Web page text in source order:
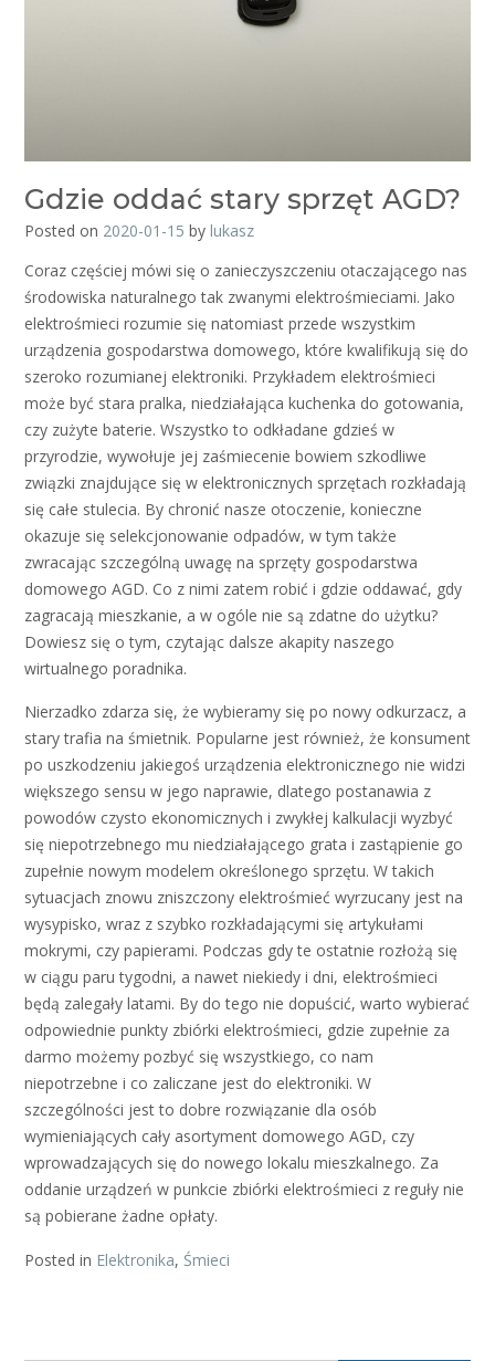
Gdzie oddać stary sprzęt AGD?
Posted on 2020-01-15 by lukasz
Coraz częściej mówi się o zanieczyszczeniu otaczającego nas
środowiska naturalnego tak zwanymi elektrośmieciami. Jako
elektrośmieci rozumie się natomiast przede wszystkim
urządzenia gospodarstwa domowego, które kwalifikują się do
szeroko rozumianej elektroniki. Przykładem elektrośmieci
może być stara pralka, niedziałająca kuchenka do gotowania,
czy zużyte baterie. Wszystko to odkładane gdzieś w
przyrodzie, wywołuje jej zaśmiecenie bowiem szkodliwe
związki znajdujące się w elektronicznych sprzętach rozkładają
się całe stulecia. By chronić nasze otoczenie, konieczne
okazuje się selekcjonowanie odpadów, w tym także
zwracając szczególną uwagę na sprzęty gospodarstwa
domowego AGD. Co z nimi zatem robić i gdzie oddawać, gdy
zagracają mieszkanie, a w ogóle nie są zdatne do użytku?
Dowiesz się o tym, czytając dalsze akapity naszego
wirtualnego poradnika.
Nierzadko zdarza się, że wybieramy się po nowy odkurzacz, a
stary trafia na śmietnik. Popularne jest również, że konsument
po uszkodzeniu jakiegoś urządzenia elektronicznego nie widzi
większego sensu w jego naprawie, dlatego postanawia z
powodów czysto ekonomicznych i zwykłej kalkulacji wyzbyć
się niepotrzebnego mu niedziałającego grata i zastąpienie go
zupełnie nowym modelem określonego sprzętu. W takich
sytuacjach znowu zniszczony elektrośmieć wyrzucany jest na
wysypisko, wraz z szybko rozkładającymi się artykułami
mokrymi, czy papierami. Podczas gdy te ostatnie rozłożą się
w ciągu paru tygodni, a nawet niekiedy i dni, elektrośmieci
będą zalegały latami. By do tego nie dopuścić, warto wybierać
odpowiednie punkty zbiórki elektrośmieci, gdzie zupełnie za
darmo możemy pozbyć się wszystkiego, co nam
niepotrzebne i co zaliczane jest do elektroniki. W
szczególności jest to dobre rozwiązanie dla osób
wymieniających cały asortyment domowego AGD, czy
wprowadzających się do nowego lokalu mieszkalnego. Za
oddanie urządzeń w punkcie zbiórki elektrośmieci z reguły nie
są pobierane żadne opłaty.
Posted in Elektronika, Śmieci